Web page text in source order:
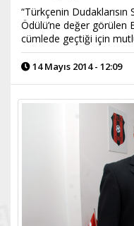
“Türkçenin Dudaklarısın
Ödülü’ne değer görülen
cümlede geçtiği için
14 Mayıs 2014 - 12:09